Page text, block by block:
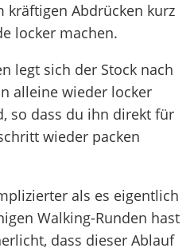
kräftigen Abdrücken kurz
locker machen.
legt sich der Stock nach
alleine wieder locker
so dass du ihn direkt für
wieder packen
als es eigentlich
Walking-Runden hast
dass dieser Ablauf